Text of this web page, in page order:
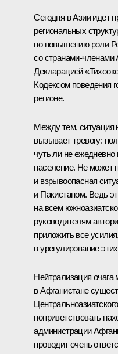
Сегодня в Азии идет
региональных
по повышению роли
со странами-
Декларацией
Кодексом поведения
регионе.
Между тем, ситуация
вызывает тревогу:
чуть ли не ежедневно
население. Не может
и взрывоопасная
и Пакистаном. Ведь
на всем
руководителям
приложить все
в урегулирование
Нейтрализация очага
в Афганистане
поприветствовать
администрации
проводит очень